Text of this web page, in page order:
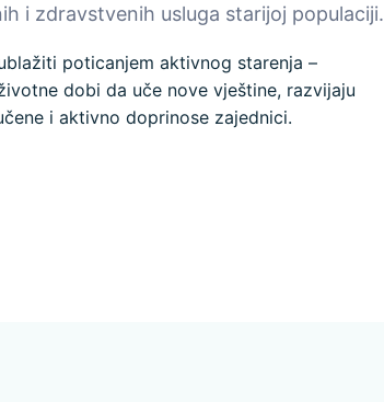
i zdravstvenih usluga starijoj populaciji.
poticanjem aktivnog starenja –
dobi da uče nove vještine, razvijaju
i aktivno doprinose zajednici.